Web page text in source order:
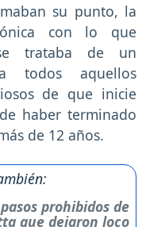
su punto, la
con lo que
trataba de un
todos aquellos
de que inicie
haber terminado
de 12 años.
prohibidos de
que dejaron loco